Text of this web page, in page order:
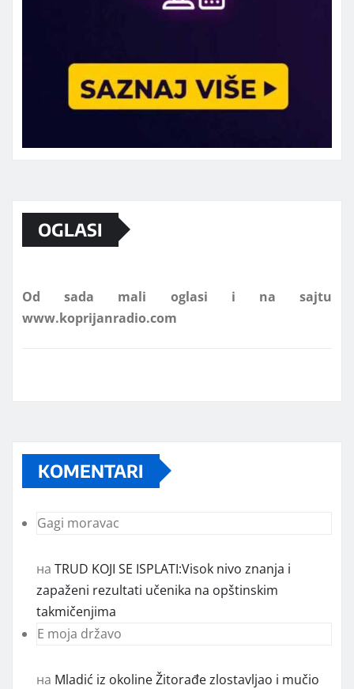
OGLASI
KOMENTARI
Gagi moravac
на TRUD KOJI SE ISPLATI:Visok nivo znanja i
zapaženi rezultati učenika na opštinskim
takmičenjima
E moja državo
на Mladić iz okoline Žitorađe zlostavljao i mučio